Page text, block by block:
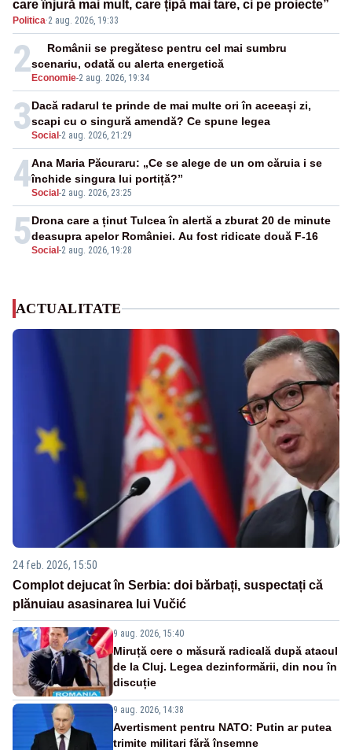
care înjură mai mult, care țipă mai tare, ci pe proiecte”
Politica·2 aug. 2026, 19:33
2 Economie-2 aug. 2026, 19:34
Românii se pregătesc pentru cel mai sumbru
scenariu, odată cu alerta energetică
3Social -2 aug. 2026, 21:29
Dacă radarul te prinde de mai multe ori în aceeași zi,
scapi cu o singură amendă? Ce spune legea
4Social -2 aug. 2026, 23:25
Ana Maria Păcuraru: „Ce se alege de un om căruia i se
închide singura lui portiță?”
5Social -2 aug. 2026, 19:28
Drona care a ținut Tulcea în alertă a zburat 20 de minute
deasupra apelor României. Au fost ridicate două F-16
ACTUALITATE
24 feb. 2026, 15:50
Complot dejucat în Serbia: doi bărbați, suspectați că
plănuiau asasinarea lui Vučić
9 aug. 2026, 15:40
Miruță cere o măsură radicală după atacul
de la Cluj. Legea dezinformării, din nou în
discuție
9 aug. 2026, 14:38
Avertisment pentru NATO: Putin ar putea
trimite militari fără însemne